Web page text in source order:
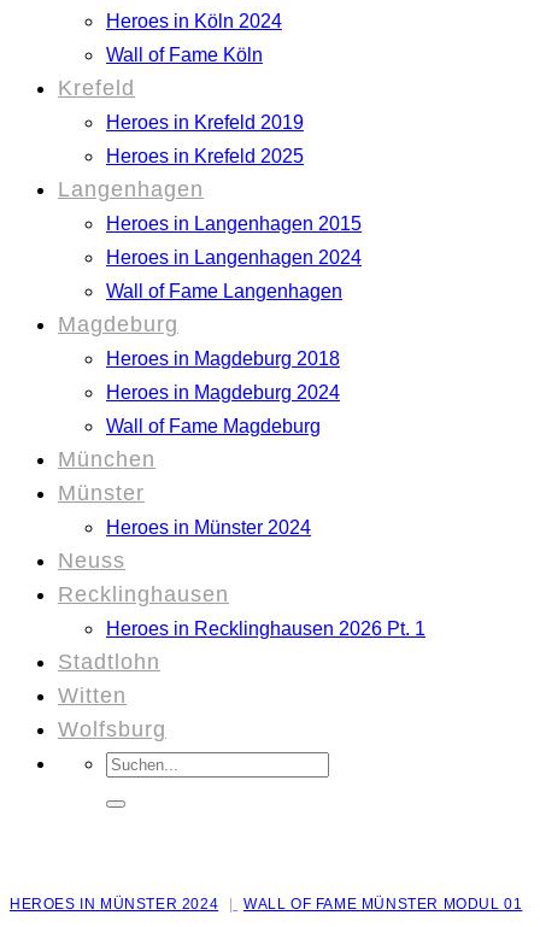
Heroes in Köln 2024
Wall of Fame Köln
Krefeld
Heroes in Krefeld 2019
Heroes in Krefeld 2025
Langenhagen
Heroes in Langenhagen 2015
Heroes in Langenhagen 2024
Wall of Fame Langenhagen
Magdeburg
Heroes in Magdeburg 2018
Heroes in Magdeburg 2024
Wall of Fame Magdeburg
München
Münster
Heroes in Münster 2024
Neuss
Recklinghausen
Heroes in Recklinghausen 2026 Pt. 1
Stadtlohn
Witten
Wolfsburg
Suchen
nach:
HEROES IN MÜNSTER 2024 WALL OF FAME MÜNSTER MODUL 01